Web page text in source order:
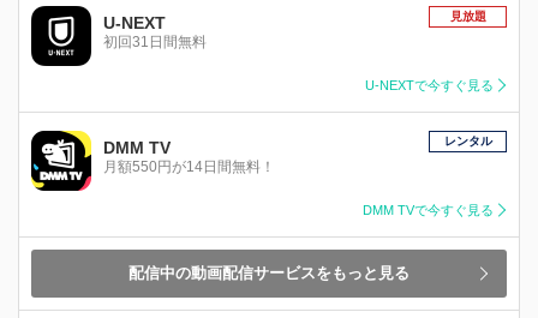
U-NEXT
初回31日間無料
見放題
U-NEXTで今すぐ見る
DMM TV
月額550円が14日間無料！
レンタル
DMM TVで今すぐ見る
配信中の動画配信サービスをもっと見る